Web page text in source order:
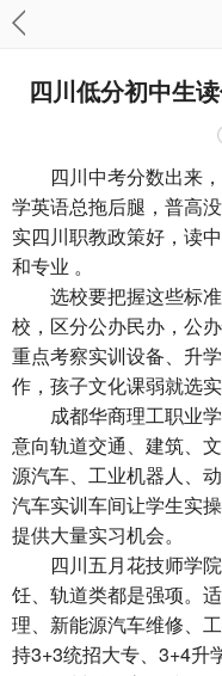
四川低分初中生
四川中考分数出来，
学英语总拖后腿，普高
实四川职教政策好，读
和专业 。
选校要把握这些标准
校，区分公办民办，公
重点考察实训设备、升
作，孩子文化课弱就选
成都华商理工职业学
意向轨道交通、建筑、
源汽车、工业机器人、
汽车实训车间让学生实
提供大量实习机会。
四川五月花技师学院
饪、轨道类都是强项。
理、新能源汽车维修、
持3+3统招大专、3+4升